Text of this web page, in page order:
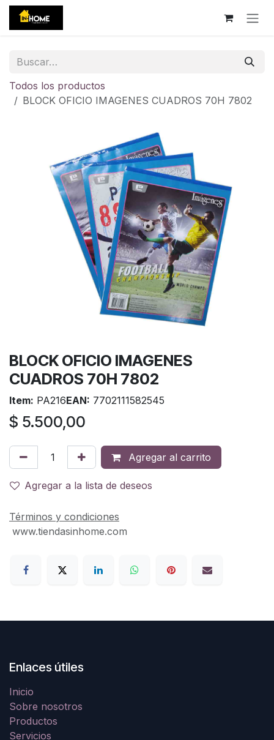
Ir al contenido
Todos los productos
BLOCK OFICIO IMAGENES CUADROS 70H 7802
BLOCK OFICIO IMAGENES
CUADROS 70H 7802
Item: PA216EAN: 7702111582545
$ 5.500,00
Agregar al carrito
Agregar a la lista de deseos
Términos y condiciones
www.tiendasinhome.com
Enlaces útiles
Inicio
Sobre nosotros
Productos
Servicios